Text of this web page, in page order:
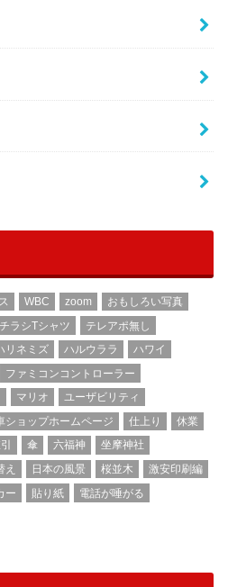
WBC zoom
おもしろい写真
チラシTシャツ
テレアポ無し
リネミズ ハルウララ
ハワイ
ファミコンコントローラー
マリオ
ユーザビリティ
ショップホームページ 仕上り
休業
傘 六福神
坐摩神社
え 日本の風景 桜並木
激安印刷編
ー 貼り紙
電話が唾がる